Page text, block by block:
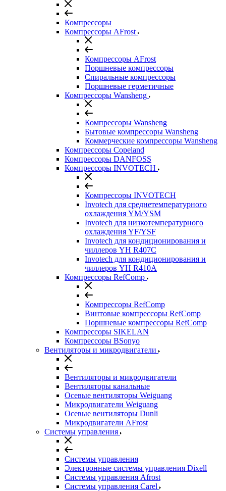
Компрессоры
Компрессоры AFrost
Компрессоры AFrost
Поршневые компрессоры
Спиральные компрессоры
Поршневые герметичные
Компрессоры Wansheng
Компрессоры Wansheng
Бытовые компрессоры Wansheng
Коммерческие компрессоры Wansheng
Компрессоры Copeland
Компрессоры DANFOSS
Компрессоры INVOTECH
Компрессоры INVOTECH
Invotech для среднетемпературного
охлаждения YM/YSM
Invotech для низкотемпературного
охлаждения YF/YSF
Invotech для кондиционирования и
чиллеров YH R407C
Invotech для кондиционирования и
чиллеров YH R410A
Компрессоры RefComp
Компрессоры RefComp
Винтовые компрессоры RefComp
Поршневые компрессоры RefComp
Компрессоры SIKELAN
Компрессоры BSonyo
Вентиляторы и микродвигатели
Вентиляторы и микродвигатели
Вентиляторы канальные
Осевые вентиляторы Weiguang
Микродвигатели Weiguang
Осевые вентиляторы Dunli
Микродвигатели AFrost
Системы управления
Системы управления
Электронные системы управления Dixell
Системы управления Afrost
Системы управления Carel